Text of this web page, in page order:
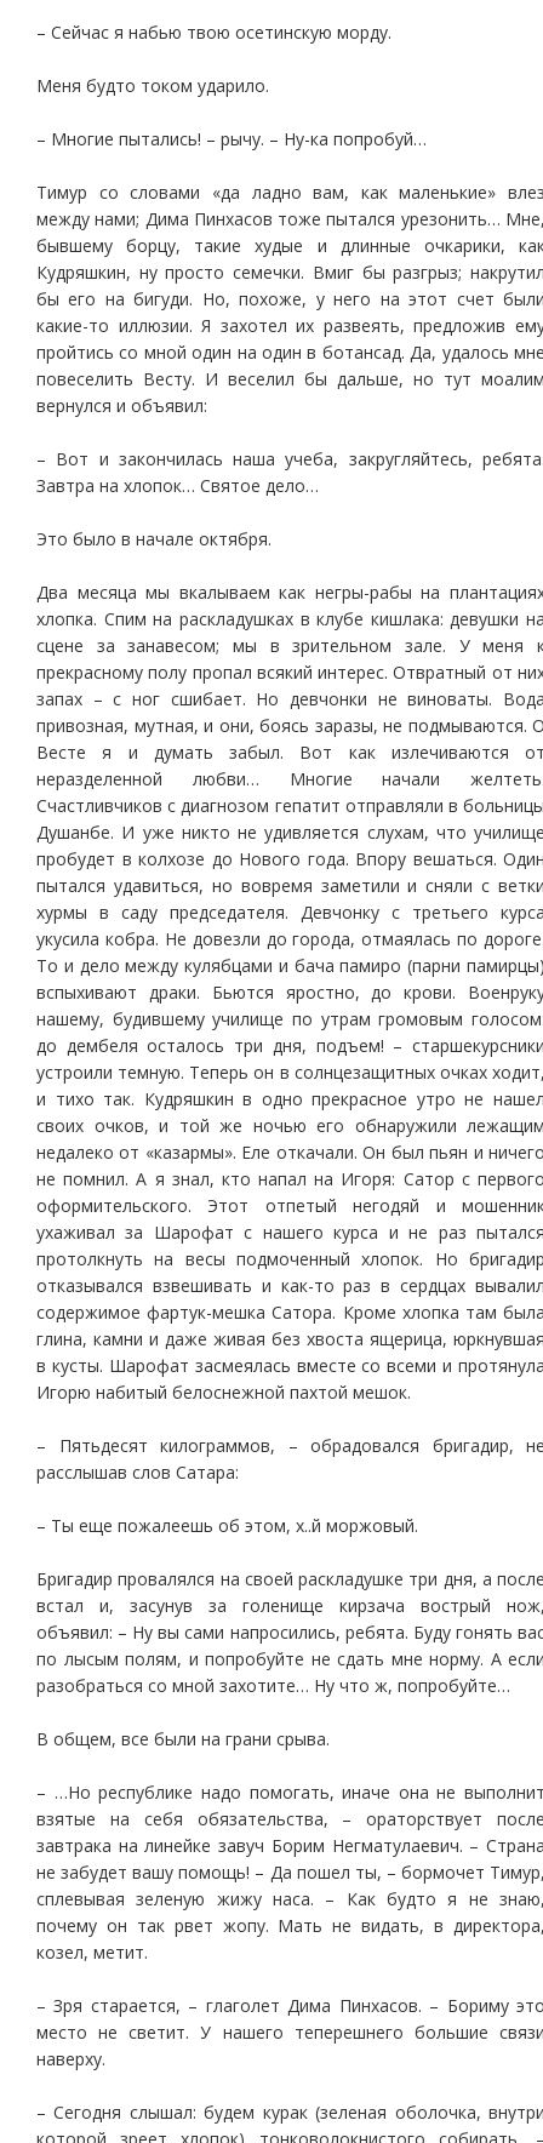
– Сейчас я набью твою осетинскую морду.
Меня будто током ударило.
– Многие пытались! – рычу. – Ну-ка попробуй…
Тимур со словами «да ладно вам, как маленькие»
между нами; Дима Пинхасов тоже пытался урезонить…
бывшему борцу, такие худые и длинные очкарики,
Кудряшкин, ну просто семечки. Вмиг бы разгрыз;
бы его на бигуди. Но, похоже, у него на этот счет
какие-то иллюзии. Я захотел их развеять, предложив
пройтись со мной один на один в ботансад. Да, удалось
повеселить Весту. И веселил бы дальше, но тут
вернулся и объявил:
– Вот и закончилась наша учеба, закругляйтесь,
Завтра на хлопок… Святое дело…
Это было в начале октября.
Два месяца мы вкалываем как негры-рабы на
хлопка. Спим на раскладушках в клубе кишлака: девушки
сцене за занавесом; мы в зрительном зале. У меня
прекрасному полу пропал всякий интерес. Отвратный от
запах – с ног сшибает. Но девчонки не виноваты.
привозная, мутная, и они, боясь заразы, не подмываются.
Весте я и думать забыл. Вот как излечиваются
неразделенной любви… Многие начали
Счастливчиков с диагнозом гепатит отправляли в
Душанбе. И уже никто не удивляется слухам, что
пробудет в колхозе до Нового года. Впору вешаться.
пытался удавиться, но вовремя заметили и сняли с
хурмы в саду председателя. Девчонку с третьего
укусила кобра. Не довезли до города, отмаялась по
То и дело между кулябцами и бача памиро (парни
вспыхивают драки. Бьются яростно, до крови.
нашему, будившему училище по утрам громовым
до дембеля осталось три дня, подъем! –
устроили темную. Теперь он в солнцезащитных очках
и тихо так. Кудряшкин в одно прекрасное утро не
своих очков, и той же ночью его обнаружили
недалеко от «казармы». Еле откачали. Он был пьян и
не помнил. А я знал, кто напал на Игоря: Сатор с
оформительского. Этот отпетый негодяй и
ухаживал за Шарофат с нашего курса и не раз
протолкнуть на весы подмоченный хлопок. Но
отказывался взвешивать и как-то раз в сердцах
содержимое фартук-мешка Сатора. Кроме хлопка там
глина, камни и даже живая без хвоста ящерица,
в кусты. Шарофат засмеялась вместе со всеми и
Игорю набитый белоснежной пахтой мешок.
– Пятьдесят килограммов, – обрадовался бригадир,
расслышав слов Сатара:
– Ты еще пожалеешь об этом, х..й моржовый.
Бригадир провалялся на своей раскладушке три дня, а
встал и, засунув за голенище кирзача вострый
объявил: – Ну вы сами напросились, ребята. Буду гонять
по лысым полям, и попробуйте не сдать мне норму. А
разобраться со мной захотите… Ну что ж, попробуйте…
В общем, все были на грани срыва.
– …Но республике надо помогать, иначе она не
взятые на себя обязательства, – ораторствует
завтрака на линейке завуч Борим Негматулаевич. –
не забудет вашу помощь! – Да пошел ты, – бормочет
сплевывая зеленую жижу наса. – Как будто я не
почему он так рвет жопу. Мать не видать, в
козел, метит.
– Зря старается, – глаголет Дима Пинхасов. – Бориму
место не светит. У нашего теперешнего большие
наверху.
– Сегодня слышал: будем курак (зеленая оболочка,